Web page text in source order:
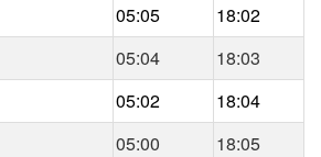
05:05
18:02
05:04
18:03
05:02
18:04
05:00
18:05